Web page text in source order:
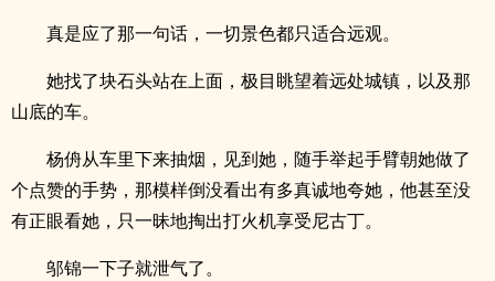
真是应了那一句话，一切景色都只适合远观。
她找了块石头站在上面，极目眺望着远处城镇，以及那
山底的车。
杨侜从车里下来抽烟，见到她，随手举起手臂朝她做了
个点赞的手势，那模样倒没看出有多真诚地夸她，他甚至没
有正眼看她，只一昧地掏出打火机享受尼古丁。
邬锦一下子就泄气了。